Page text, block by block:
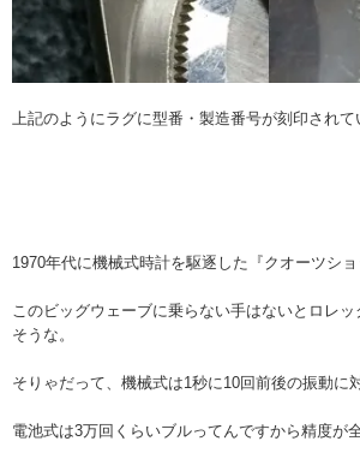
上記のようにラグに型番・製造番号が刻印されて
1970年代に機械式時計を駆逐した『クオーツショ
このビッグウェーブに乗らない手はないとロレ
そうな。
そりゃだって、機械式は1秒に10回前後の振動に
電池式は3万回くらいブルってんですから精度が